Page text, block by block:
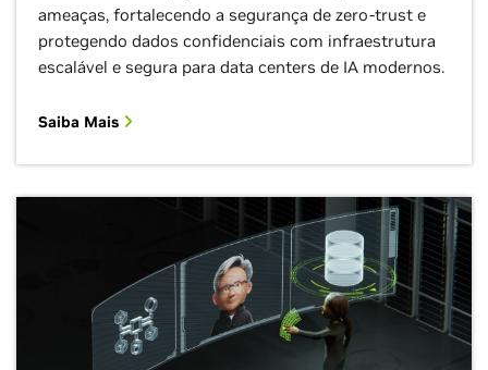
ameaças, fortalecendo a segurança de zero-trust e
protegendo dados confidenciais com infraestrutura
escalável e segura para data centers de IA modernos.
Saiba Mais